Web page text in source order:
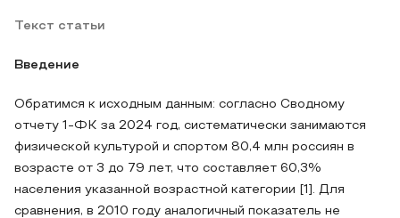
Текст статьи
Введение
Обратимся к исходным данным: согласно Сводному
отчету 1-ФК за 2024 год, систематически занимаются
физической культурой и спортом 80,4 млн россиян в
возрасте от 3 до 79 лет, что составляет 60,3%
населения указанной возрастной категории [1]. Для
сравнения, в 2010 году аналогичный показатель не